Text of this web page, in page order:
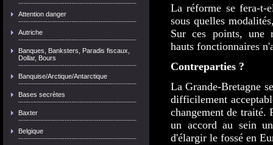
Attention danger
Autriche
Banques, Banksters, Paradis fiscaux,
Dollar, Bours
Banquise/Arctique/Antarctique
Bases secrètes
Baxter
Belgique
La réforme se fera-t-
sous quelles
Sur ces points, une
hauts fonctionnaires
Contreparties ?
La Grande-Bretagne
difficilement
changement de traité.
un accord au sein
d'élargir le fossé en